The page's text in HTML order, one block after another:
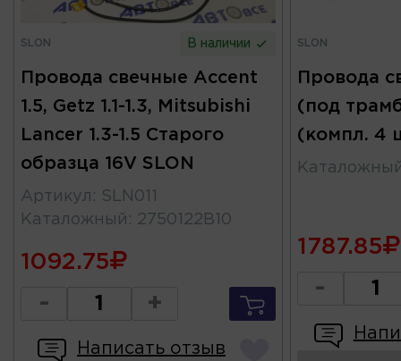
SLON В наличии
Провода свечные Accent
1.5, Getz 1.1-1.3, Mitsubishi
Lancer 1.3-1.5 Старого
образца 16V SLON
Артикул : SLN011
Каталожный : 2750122B10
1092.75
- +
Написать отзыв
SLON
Провода
(под
(компл. 4
1787.85
-